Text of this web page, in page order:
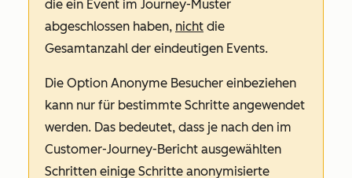
die ein Event im Journey-Muster
abgeschlossen haben, nicht die
Gesamtanzahl der eindeutigen Events.
Die Option Anonyme Besucher einbeziehen
kann nur für bestimmte Schritte angewendet
werden. Das bedeutet, dass je nach den im
Customer-Journey-Bericht ausgewählten
Schritten einige Schritte anonymisierte